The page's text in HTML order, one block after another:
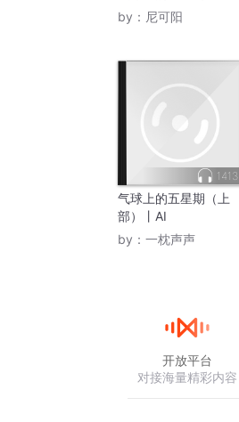
by： 尼可阳
1413
气球上的五星期（上
部）丨AI
by： 一枕声声
开放平台
对接海量精彩内容